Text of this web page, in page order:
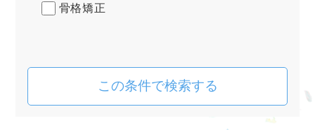
骨格矯正
この条件で検索する